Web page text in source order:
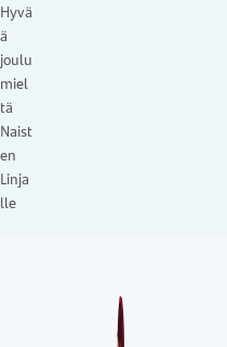
Hyvä
ä
joulu
miel
tä
Naist
en
Linja
lle